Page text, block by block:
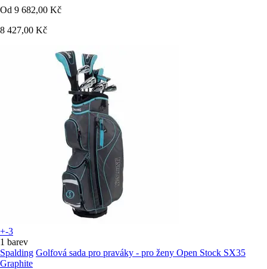
Od 9 682,00 Kč
8 427,00 Kč
+-3
1 barev
Spalding Golfová sada pro praváky - pro ženy Open Stock SX35
Graphite